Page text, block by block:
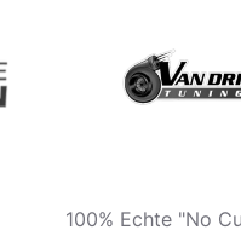
100% Echte "No